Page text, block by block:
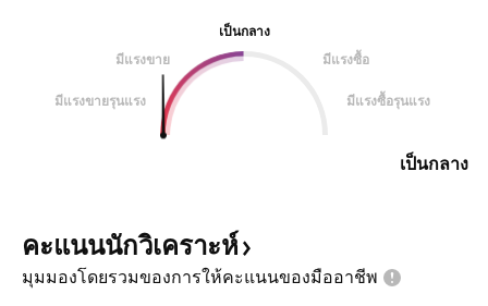
เป็นกลาง
มีแรงขาย
มีแรงซื้อ
มีแรงขายรุนแรง มีแรงซื้อรุนแรง
เป็นกลาง
คะแนนนักวิเคราะห์
มุมมองโดยรวมของการให้คะแนนของมืออาชีพ